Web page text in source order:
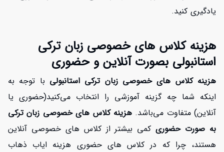
یادگیری کنید.
هزینه کلاس های خصوصی زبان ترکی
استانبولی بصورت آنلاین و حضوری
هزینه کلاس های خصوصی زبان ترکی استانبولی با توجه به
اینکه شما چه گزینه آموزشی را انتخاب می‌کنید(حضوری یا
آنلاین) متفاوت می‌باشد.هزینه کلاس های خصوصی زبان ترکی
به صورت حضوریکمی بیشتر از کلاس های خصوصی آنلاین
هستند، چرا که در کلاس های حضوری هزینه ایاب ذهاب